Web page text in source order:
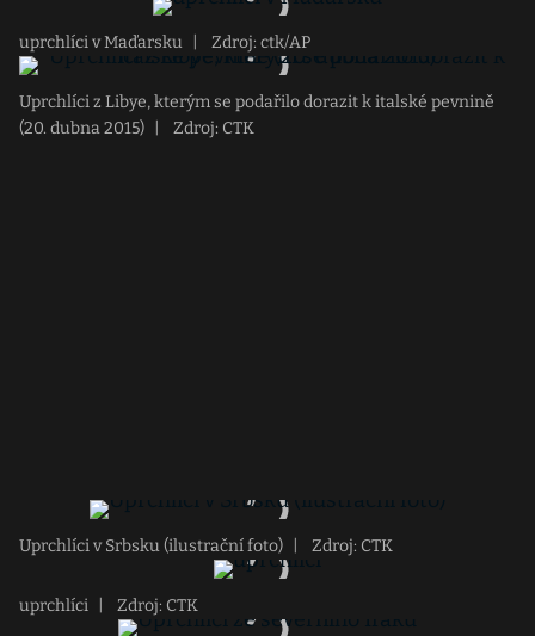
uprchlíci v Maďarsku Zdroj: ctk/AP
Uprchlíci z Libye, kterým se podařilo dorazit k italské pevnině
(20. dubna 2015)
Zdroj: CTK
Uprchlíci v Srbsku (ilustrační foto) Zdroj: CTK
uprchlíci Zdroj: CTK